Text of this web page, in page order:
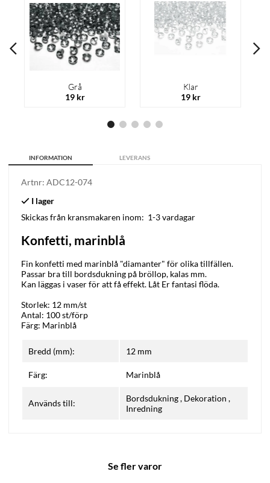
Grå
19 kr
Klar
19 kr
INFORMATION LEVERANS
Artnr: ADC12-074
Skickas från kransmakaren inom: 1-3 vardagar
Konfetti, marinblå
Fin konfetti med marinblå "diamanter" för olika tillfällen.
Passar bra till bordsdukning på bröllop, kalas mm.
Kan läggas i vaser för att få effekt. Låt Er fantasi flöda.
Storlek: 12 mm/st
Antal: 100 st/förp
Färg: Marinblå
Bredd (mm): 12 mm
Färg: Marinblå
Används till: Bordsdukning, Dekoration ,
Inredning
Se fler varor